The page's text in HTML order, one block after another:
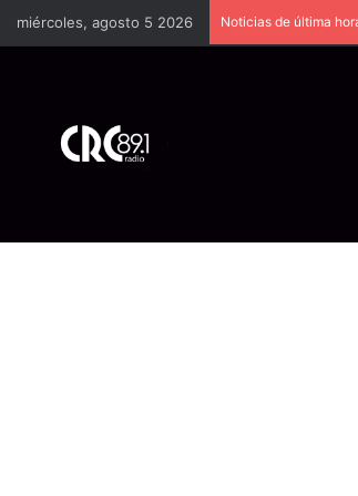
miércoles, agosto 5 2026 Noticias de última